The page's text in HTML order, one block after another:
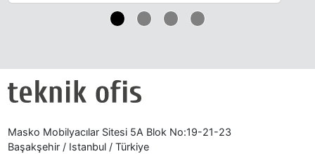
Masko Mobilyacılar Sitesi 5A Blok No:19-21-23
Başakşehir / Istanbul / Türkiye